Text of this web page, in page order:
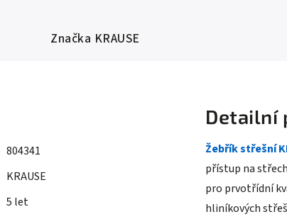
Značka KRAUSE
Detailní
Žebřík střešní
přístup na
pro prvotřídní
hliníkových
804341
KRAUSE
5 let